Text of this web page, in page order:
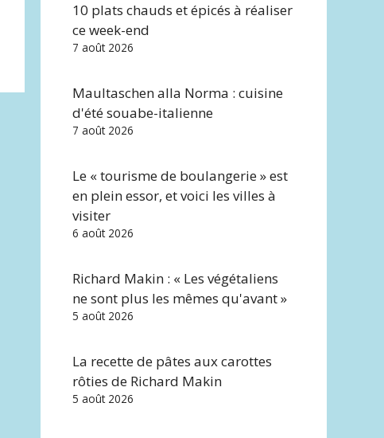
10 plats chauds et épicés à réaliser
ce week-end
7 août 2026
Maultaschen alla Norma : cuisine
d'été souabe-italienne
7 août 2026
Le « tourisme de boulangerie » est
en plein essor, et voici les villes à
visiter
6 août 2026
Richard Makin : « Les végétaliens
ne sont plus les mêmes qu'avant »
5 août 2026
La recette de pâtes aux carottes
rôties de Richard Makin
5 août 2026